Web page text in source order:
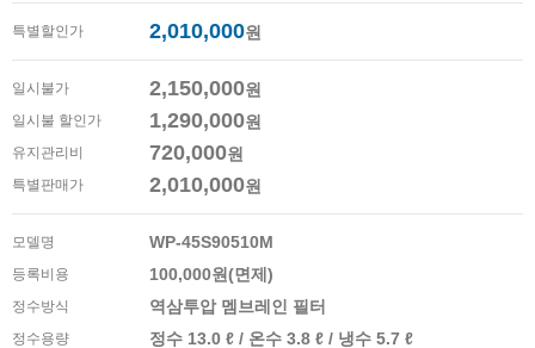
특별할인가 2,010,000원
일시불가 2,150,000원
일시불 할인가 1,290,000원
유지관리비 720,000원
특별판매가 2,010,000원
모델명 WP-45S90510M
등록비용 100,000원(면제)
정수방식 역삼투압 멤브레인 필터
정수용량 정수 13.0 ℓ / 온수 3.8 ℓ / 냉수 5.7 ℓ